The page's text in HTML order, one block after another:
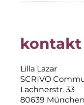
kontakt
Lilla Lazar
SCRIVO
Lachnerstr. 33
80639 München